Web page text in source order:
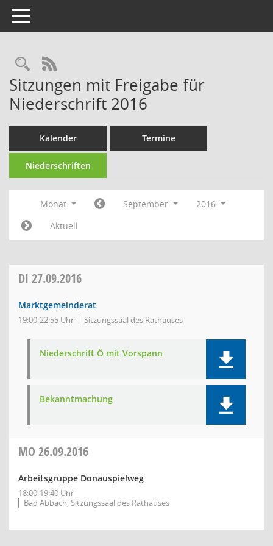
Toggle navigation
RSS-Feed
Sitzungen mit Freigabe für
Niederschrift 2016
Kalender Termine
Niederschriften
Monat September
2016
Aktuell
DI 27.09.2016
Marktgemeinderat
19:00-22:55 Uhr Sitzungssaal des Rathauses
Niederschrift Ö mit Vorspann
Bekanntmachung
MO 26.09.2016
Arbeitsgruppe Donauspielweg
18:00-19:40 Uhr
Bad Abbach, Sitzungssaal des Rathauses